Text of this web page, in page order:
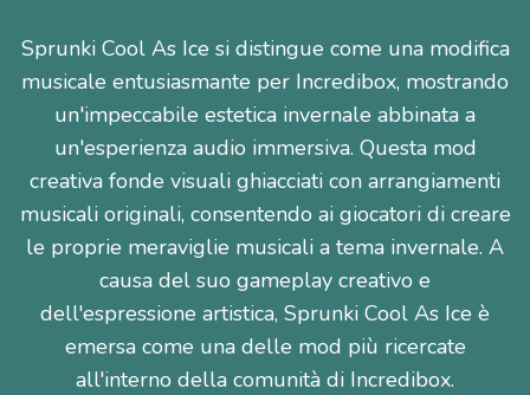
Sprunki Cool As Ice si distingue come una modifica
musicale entusiasmante per Incredibox, mostrando
un'impeccabile estetica invernale abbinata a
un'esperienza audio immersiva. Questa mod
creativa fonde visuali ghiacciati con arrangiamenti
musicali originali, consentendo ai giocatori di creare
le proprie meraviglie musicali a tema invernale. A
causa del suo gameplay creativo e
dell'espressione artistica, Sprunki Cool As Ice è
emersa come una delle mod più ricercate
all'interno della comunità di Incredibox.